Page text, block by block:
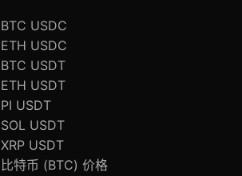
BTC USDC
ETH USDC
BTC USDT
ETH USDT
PI USDT
SOL USDT
XRP USDT
比特币 (BTC) 价格